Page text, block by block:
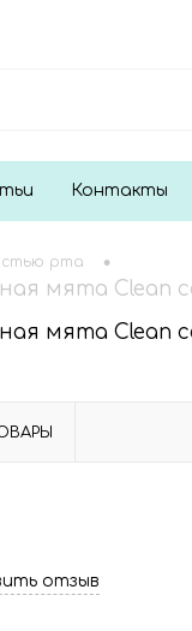
Контакты
рта •
мята Clean
мята Clean
отзыв